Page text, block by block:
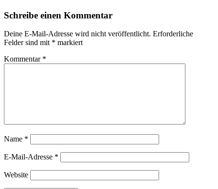
Schreibe einen Kommentar
Deine E-Mail-Adresse wird nicht veröffentlicht. Erforderliche
Felder sind mit * markiert
Kommentar *
Name *
E-Mail-Adresse *
Website